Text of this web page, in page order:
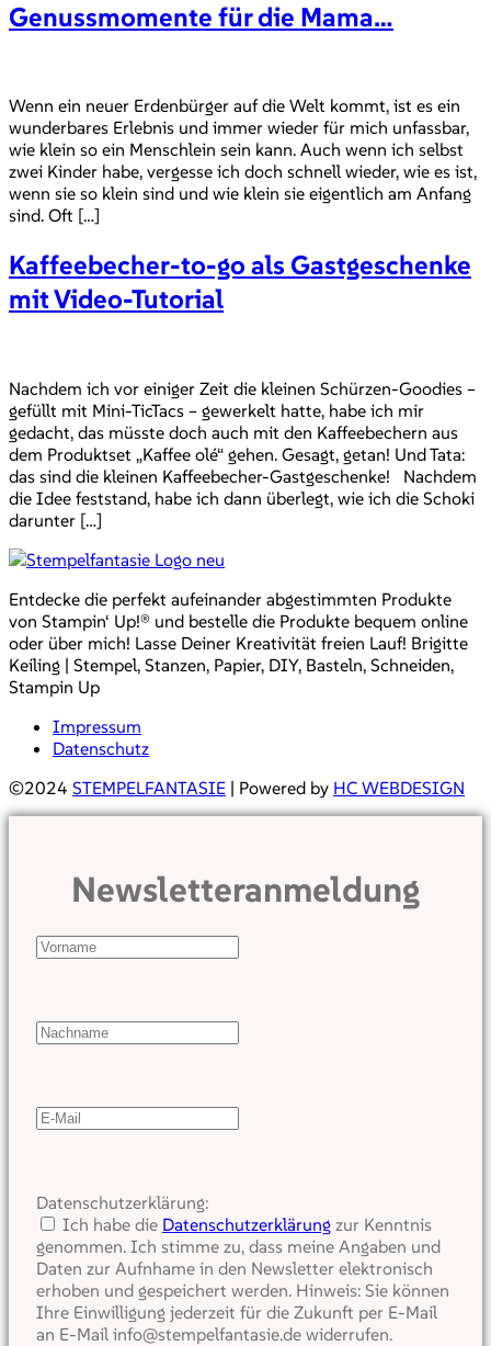
Genussmomente für die Mama…
Wenn ein neuer Erdenbürger auf die Welt kommt, ist es ein
wunderbares Erlebnis und immer wieder für mich unfassbar,
wie klein so ein Menschlein sein kann. Auch wenn ich selbst
zwei Kinder habe, vergesse ich doch schnell wieder, wie es ist,
wenn sie so klein sind und wie klein sie eigentlich am Anfang
sind. Oft […]
Kaffeebecher-to-go als Gastgeschenke
mit Video-Tutorial
Nachdem ich vor einiger Zeit die kleinen Schürzen-Goodies –
gefüllt mit Mini-TicTacs – gewerkelt hatte, habe ich mir
gedacht, das müsste doch auch mit den Kaffeebechern aus
dem Produktset „Kaffee olé“ gehen. Gesagt, getan! Und Tata:
das sind die kleinen Kaffeebecher-Gastgeschenke! Nachdem
die Idee feststand, habe ich dann überlegt, wie ich die Schoki
darunter […]
Entdecke die perfekt aufeinander abgestimmten Produkte
von Stampin‘ Up!® und bestelle die Produkte bequem online
oder über mich! Lasse Deiner Kreativität freien Lauf! Brigitte
Keiling | Stempel, Stanzen, Papier, DIY, Basteln, Schneiden,
Stampin Up
Impressum
Datenschutz
©2024 STEMPELFANTASIE | Powered by HC WEBDESIGN
Newsletteranmeldung
Datenschutzerklärung:
Ich habe die Datenschutzerklärung zur Kenntnis
genommen. Ich stimme zu, dass meine Angaben und
Daten zur Aufnhame in den Newsletter elektronisch
erhoben und gespeichert werden. Hinweis: Sie können
Ihre Einwilligung jederzeit für die Zukunft per E-Mail
an E-Mail info@stempelfantasie.de widerrufen.